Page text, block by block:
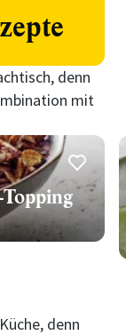
denn
mit
denn